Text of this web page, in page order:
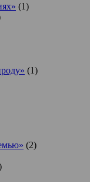
(1)
(1)
(2)